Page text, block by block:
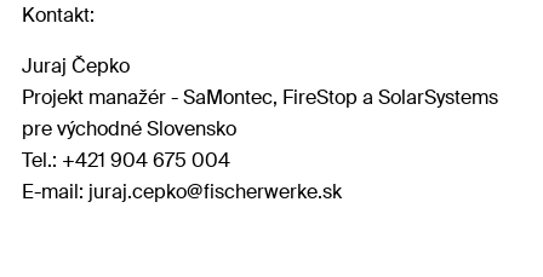
Kontakt:
Juraj Čepko
Projekt manažér - SaMontec, FireStop a SolarSystems
pre východné Slovensko
Tel.: +421 904 675 004
E-mail: juraj.cepko@fischerwerke.sk